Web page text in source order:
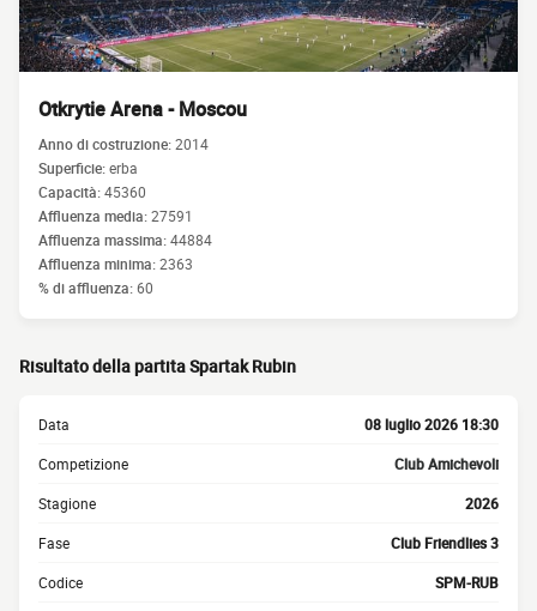
Otkrytie Arena - Moscou
Anno di costruzione:2014
Superficie:erba
Capacità:45360
Affluenza media:27591
Affluenza massima:44884
Affluenza minima:2363
% di affluenza:60
Risultato della partita Spartak Rubin
Data 08 luglio 2026 18:30
Competizione Club Amichevoli
Stagione 2026
Fase Club Friendlies 3
Codice SPM-RUB